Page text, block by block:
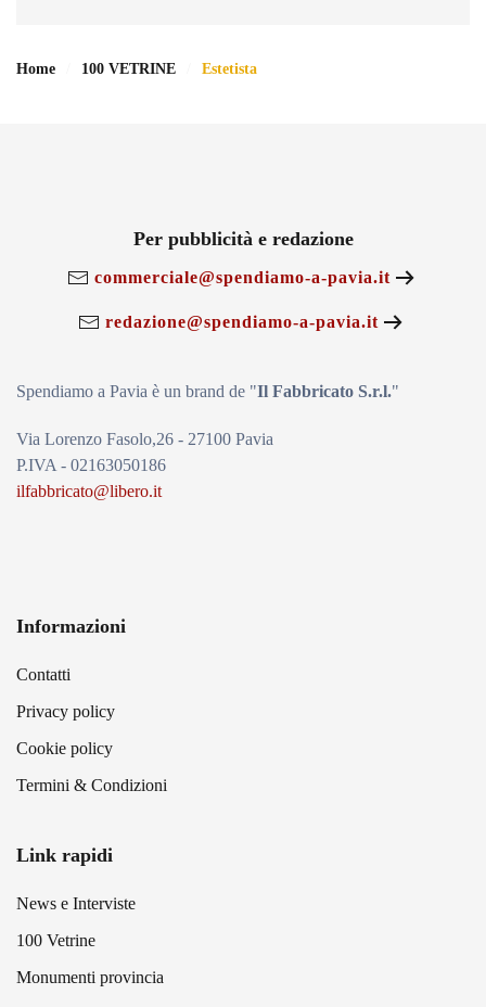
Home 100 VETRINE Estetista
Per pubblicità e redazione
commerciale@spendiamo-a-pavia.it
redazione@spendiamo-a-pavia.it
Spendiamo a Pavia è un brand de "Il Fabbricato S.r.l."
Via Lorenzo Fasolo,26 - 27100 Pavia
P.IVA - 02163050186
ilfabbricato@libero.it
Informazioni
Contatti
Privacy policy
Cookie policy
Termini & Condizioni
Link rapidi
News e Interviste
100 Vetrine
Monumenti provincia